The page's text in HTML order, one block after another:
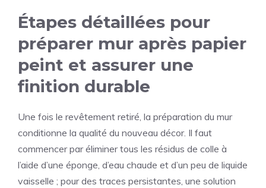
Étapes détaillées pour
préparer mur après papier
peint et assurer une
finition durable
Une fois le revêtement retiré, la préparation du mur
conditionne la qualité du nouveau décor. Il faut
commencer par éliminer tous les résidus de colle à
l’aide d’une éponge, d’eau chaude et d’un peu de liquide
vaisselle ; pour des traces persistantes, une solution